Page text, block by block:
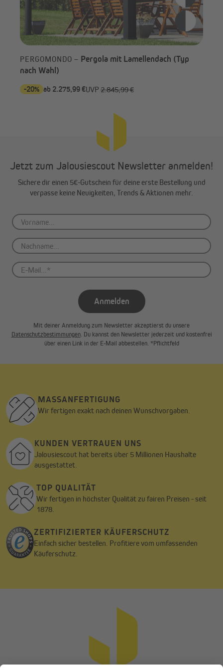
PERGOMONDO – Pergola mit Lamellendach (Typ
nach Wahl)
-20% ab 2.275,99 €UVP 2.845,99 €
Jetzt zum Jalousiescout Newsletter anmelden!
Sichere dir einen 5€-Gutschein für deine erste Bestellung und
verpasse keine Neuigkeiten, Trends & Aktionen mehr.
Anmelden
Mit deiner Anmeldung zum Newsletter akzeptierst du unsere
Datenschutzbestimmungen. Du kannst den Newsletter jederzeit und kostenfrei
über einen Link in der E-Mail abbestellen. *Pflichtfeld
MASSANFERTIGUNG
Wir fertigen exakt nach deinen Wunschvorgaben.
KUNDEN VERTRAUEN UNS
Jalousiescout hat bereits über 5 Millionen Haushalte
ausgestattet.
TOP QUALITÄT
Wir fertigen in höchster Qualität zu fairen Preisen - seit
1878.
ZERTIFIZIERTER KÄUFERSCHUTZ
Einfach sicher bestellen. Profitiere vom umfassenden
Käuferschutz.